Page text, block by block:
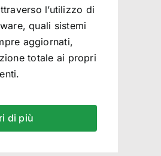
l’utilizzo di
quali sistemi
aggiornati,
totale ai propri
di più